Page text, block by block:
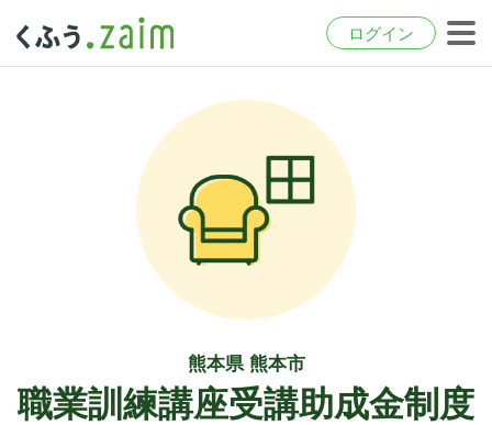
ログイン
熊本県 熊本市
職業訓練講座受講助成金制度